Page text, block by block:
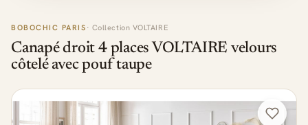
BOBOCHIC PARIS · Collection VOLTAIRE
Canapé droit 4 places VOLTAIRE velours
côtelé avec pouf taupe